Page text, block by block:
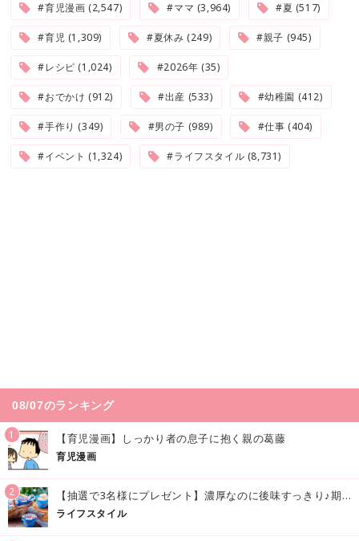
#育児漫画 (2,547) #ママ (3,964) #夏 (517)
#育児 (1,309) #夏休み (249) #親子 (945)
#レシピ (1,024) #2026年 (35)
#おでかけ (912) #出産 (533) #幼稚園 (412)
#手作り (349) #男の子 (989) #仕事 (404)
#イベント (1,324) #ライフスタイル (8,731)
08/07のランキング
1 【育児漫画】しっかり者の息子に抱く親の葛藤
育児漫画
2 【抽選で3名様にプレゼント】濃厚なのに後味すっきり♪期間限定の「メイトーのなめらかプリン カルピス®入りソース」で夏を味わおう！
ライフスタイル